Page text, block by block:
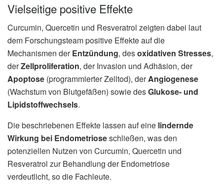
Vielseitige positive Effekte
Curcumin, Quercetin und Resveratrol zeigten dabei laut
dem Forschungsteam positive Effekte auf die
Mechanismen derEntzündung, desoxidativen Stresses,
derZellproliferation, der Invasion und Adhäsion, der
Apoptose (programmierter Zelltod), derAngiogenese
(Wachstum von Blutgefäßen) sowie desGlukose- und
Lipidstoffwechsels.
Die beschriebenen Effekte lassen auf eine lindernde
Wirkung bei Endometrioseschließen, was den
potenziellen Nutzen von Curcumin, Quercetin und
Resveratrol zur Behandlung der Endometriose
verdeutlicht, so die Fachleute.